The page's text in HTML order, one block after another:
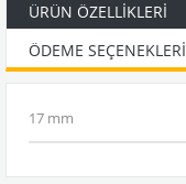
ÜRÜN ÖZELLIKLERI
ÖDEME SEÇENEKLERI
17 mm